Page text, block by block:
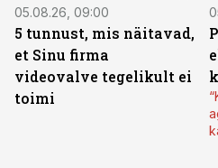
05.08.26, 09:00
5 tunnust, mis näitavad,
et Sinu firma
videovalve tegelikult ei
toimi